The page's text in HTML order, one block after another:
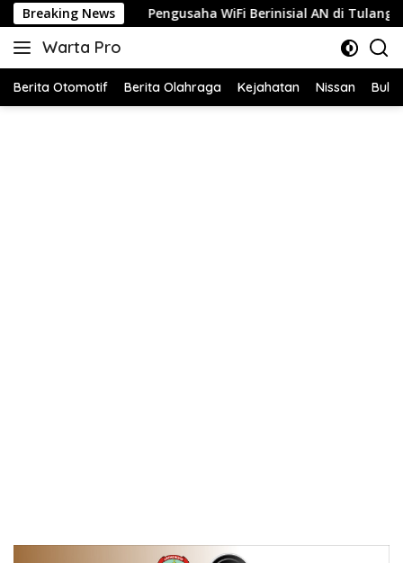
Langsung
ke
konten
Breaking News
Pengusaha WiFi Berinisial AN di Tulang Bawang
Warta Pro
Akurat
Terpercaya
Berita Otomotif Berita Olahraga Kejahatan Nissan